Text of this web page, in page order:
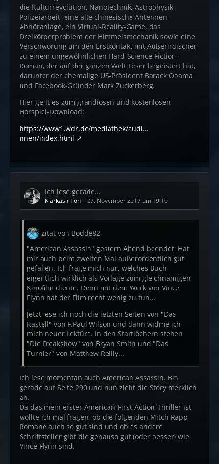
die Kulturrevolution, Nanotechnik, Astrophysik,
Polizeiarbeit, eine alte chinesische Antennen-
Abhöranlage, ein Virtual-Reality-Game, das
Dreikörperproblem der Himmelsmechanik sowie eine
Verschwörung um den Erstkontakt mit Außerirdischen
zu einem ungewöhnlichen Hard-Science-Fiction-
Roman, der auf der ganzen Welt Leser begeistert hat,
darunter der ehemalige US-Präsident Barack Obama
und Facebook-Gründer Mark Zuckerberg.
Hier geht es zum grandiosen und kostenlosen
Hörspiel-Download:
https://www1.wdr.de/mediathek/audi…
nnen/index.html
Ich lese gerade...
Klarkash-Ton 27. November 2017 um 19:10
Zitat von Bodde82
"American Assassin" gestern Abend beendet. Hat
mir auch beim zweiten Mal außerordentlich gut
gefallen. Ich frage mich nur, welches Buch
eigentlich wirklich als Vorlage zum gleichnamigen
Kinofilm diente. Denn mit dem Werk von Vince
Flynn hat der Film recht wenig zu tun...
Jetzt lese ich noch die letzten Seiten von "Das
Kastell" von F.Paul Wilson und dann widme ich
mich neuer Lektüre. In den Startlöchern stehen
"Die Freakshow" von Bryan Smith und "Das
Turnier" von Matthew Reilly...
Ich lese momentan auch American Assassin. Bin
gerade auf Seite 290 und nun zieht die Story merklich
an.
Da das mein erster American-First-Action-Thriller ist
wollte ich mal fragen, ob die folgenden Mitch Rapp
Romane auch so gut sind und ob es andere
Schriftsteller gibt die genauso gut (oder besser) wie
Vince Flynn sind.